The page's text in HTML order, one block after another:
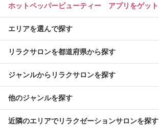
ホットペッパービューティー アプリをゲット
エリアを選んで探す
リラクサロンを都道府県から探す
ジャンルからリラクサロンを探す
他のジャンルを探す
近隣のエリアでリラクゼーションサロンを探す